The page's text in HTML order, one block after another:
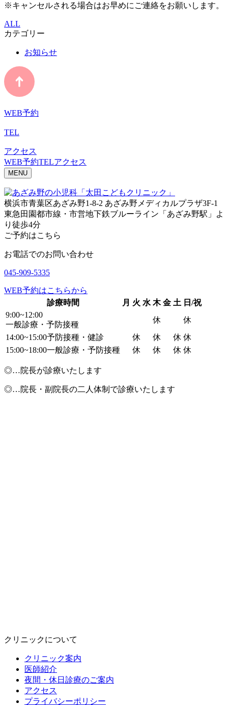
※キャンセルされる場合はお早めにご連絡をお願いします。
ALL
カテゴリー
お知らせ
WEB予約
TEL
アクセス
WEB予約TELアクセス
MENU
横浜市青葉区あざみ野1-8-2 あざみ野メディカルプラザ3F-1
東急田園都市線・市営地下鉄ブルーライン「あざみ野駅」よ
り徒歩4分
ご予約はこちら
お電話でのお問い合わせ
045-909-5335
WEB予約はこちらから
診療時間
月 火 水 木 金 土 日/祝
9:00~12:00
一般診療・予防接種
休
休
14:00~15:00予防接種・健診 休 休 休 休
15:00~18:00一般診療・予防接種 休 休 休 休
◎…院長が診療いたします
◎…院長・副院長の二人体制で診療いたします
クリニックについて
クリニック案内
医師紹介
夜間・休日診療のご案内
アクセス
プライバシーポリシー